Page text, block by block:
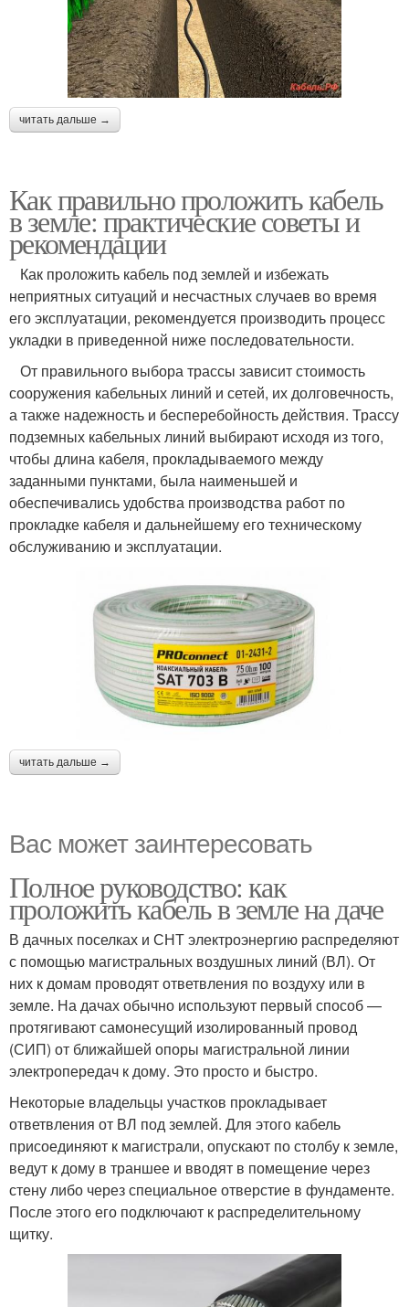
читать дальше →
Как правильно проложить кабель
в земле: практические советы и
рекомендации
Как проложить кабель под землей и избежать
неприятных ситуаций и несчастных случаев во время
его эксплуатации, рекомендуется производить процесс
укладки в приведенной ниже последовательности.
От правильного выбора трассы зависит стоимость
сооружения кабельных линий и сетей, их долговечность,
а также надежность и бесперебойность действия. Трассу
подземных кабельных линий выбирают исходя из того,
чтобы длина кабеля, прокладываемого между
заданными пунктами, была наименьшей и
обеспечивались удобства производства работ по
прокладке кабеля и дальнейшему его техническому
обслуживанию и эксплуатации.
читать дальше →
Вас может заинтересовать
Полное руководство: как
проложить кабель в земле на даче
В дачных поселках и СНТ электроэнергию распределяют
с помощью магистральных воздушных линий (ВЛ). От
них к домам проводят ответвления по воздуху или в
земле. На дачах обычно используют первый способ —
протягивают самонесущий изолированный провод
(СИП) от ближайшей опоры магистральной линии
электропередач к дому. Это просто и быстро.
Некоторые владельцы участков прокладывает
ответвления от ВЛ под землей. Для этого кабель
присоединяют к магистрали, опускают по столбу к земле,
ведут к дому в траншее и вводят в помещение через
стену либо через специальное отверстие в фундаменте.
После этого его подключают к распределительному
щитку.